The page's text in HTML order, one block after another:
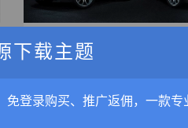
无标签
2023-08-30 416
下载主题
免登录购买、推广返佣，一款专